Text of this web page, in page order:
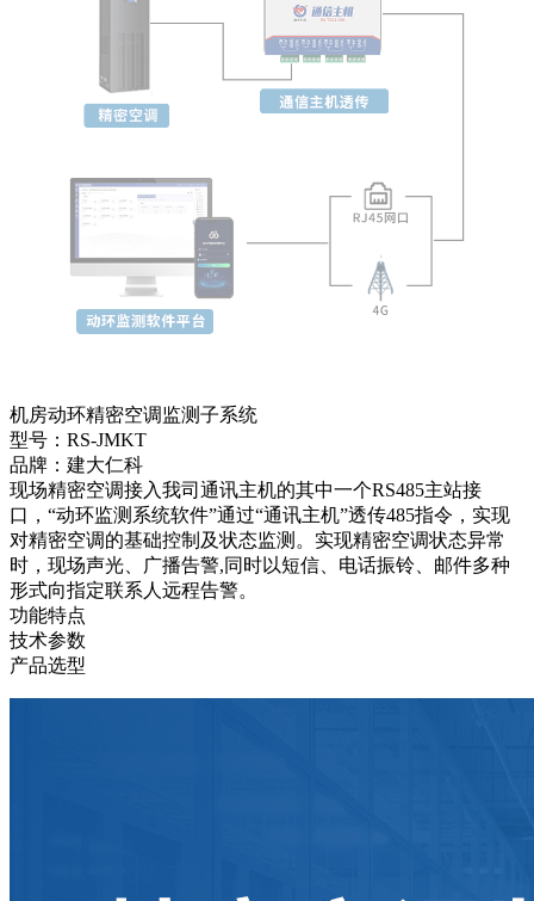
机房动环精密空调监测子系统
型号：RS-JMKT
品牌：建大仁科
现场精密空调接入我司通讯主机的其中一个RS485主站接
口，“动环监测系统软件”通过“通讯主机”透传485指令，实现
对精密空调的基础控制及状态监测。实现精密空调状态异常
时，现场声光、广播告警,同时以短信、电话振铃、邮件多种
形式向指定联系人远程告警。
功能特点
技术参数
产品选型